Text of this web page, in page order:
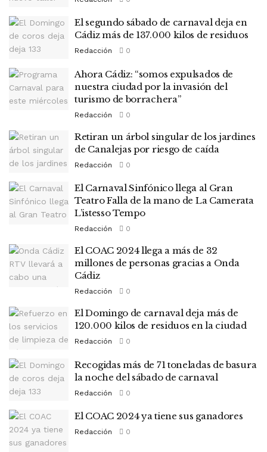
El segundo sábado de carnaval deja en
Cádiz más de 137.000 kilos de residuos
Redacción 0
Ahora Cádiz: “somos expulsados de
nuestra ciudad por la invasión del
turismo de borrachera”
Redacción 0
Retiran un árbol singular de los jardines
de Canalejas por riesgo de caída
Redacción 0
El Carnaval Sinfónico llega al Gran
Teatro Falla de la mano de La Camerata
L’istesso Tempo
Redacción 0
El COAC 2024 llega a más de 32
millones de personas gracias a Onda
Cádiz
Redacción 0
El Domingo de carnaval deja más de
120.000 kilos de residuos en la ciudad
Redacción 0
Recogidas más de 71 toneladas de basura
la noche del sábado de carnaval
Redacción 0
El COAC 2024 ya tiene sus ganadores
Redacción 0